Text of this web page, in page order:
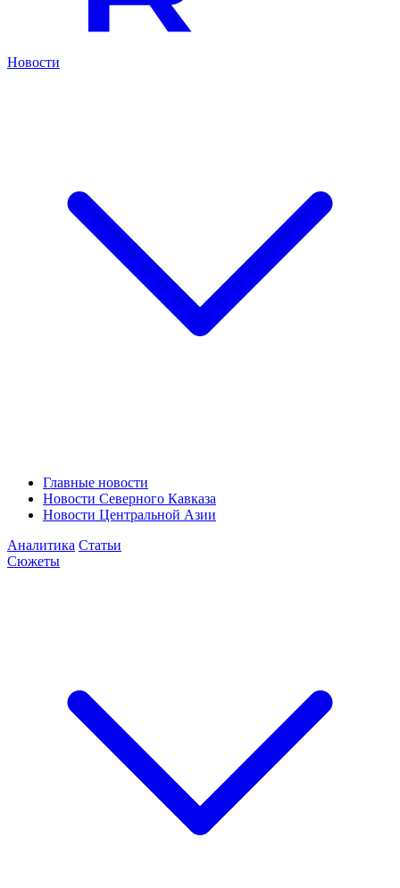
Новости
Главные новости
Новости Северного Кавказа
Новости Центральной Азии
Аналитика Статьи
Сюжеты